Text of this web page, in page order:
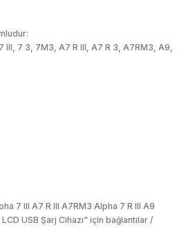
7 3, 7M3, A7 R III, A7 R 3, A7RM3, A9,
7 III A7 R III A7RM3 Alpha 7 R III A9
USB Şarj Cihazı" için bağlantılar /